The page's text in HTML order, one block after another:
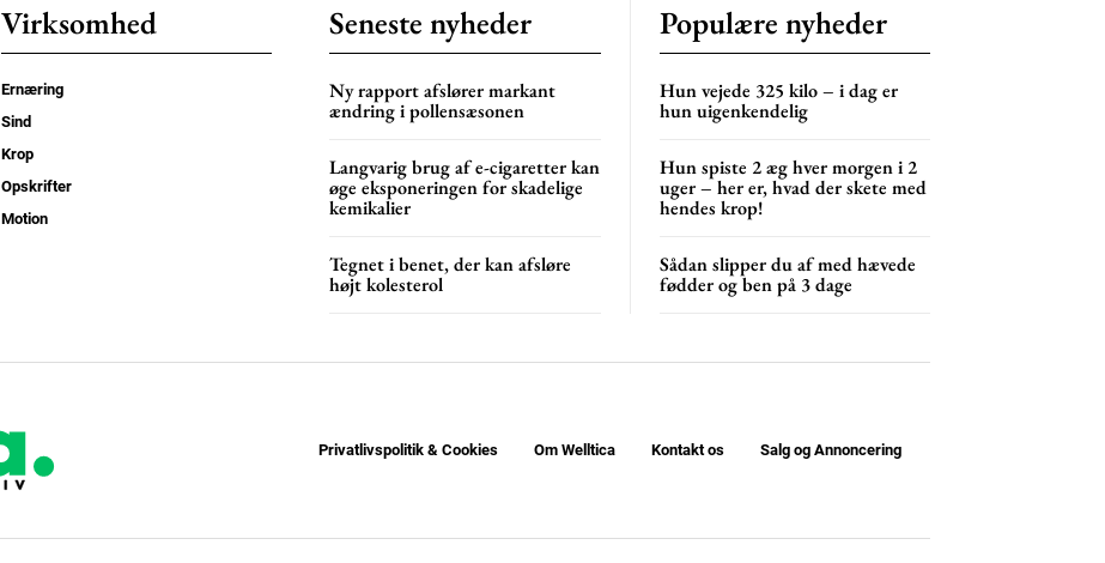
Virksomhed
Ernæring
Sind
Krop
Opskrifter
Motion
Seneste nyheder
Ny rapport afslører markant
ændring i pollensæsonen
Langvarig brug af e-cigaretter kan
øge eksponeringen for skadelige
kemikalier
Tegnet i benet, der kan afsløre
højt kolesterol
Populære nyheder
Hun vejede 325 kilo – i dag er
hun uigenkendelig
Hun spiste 2 æg hver morgen i 2
uger – her er, hvad der skete med
hendes krop!
Sådan slipper du af med hævede
fødder og ben på 3 dage
Privatlivspolitik & Cookies Om Welltica Kontakt os Salg og Annoncering